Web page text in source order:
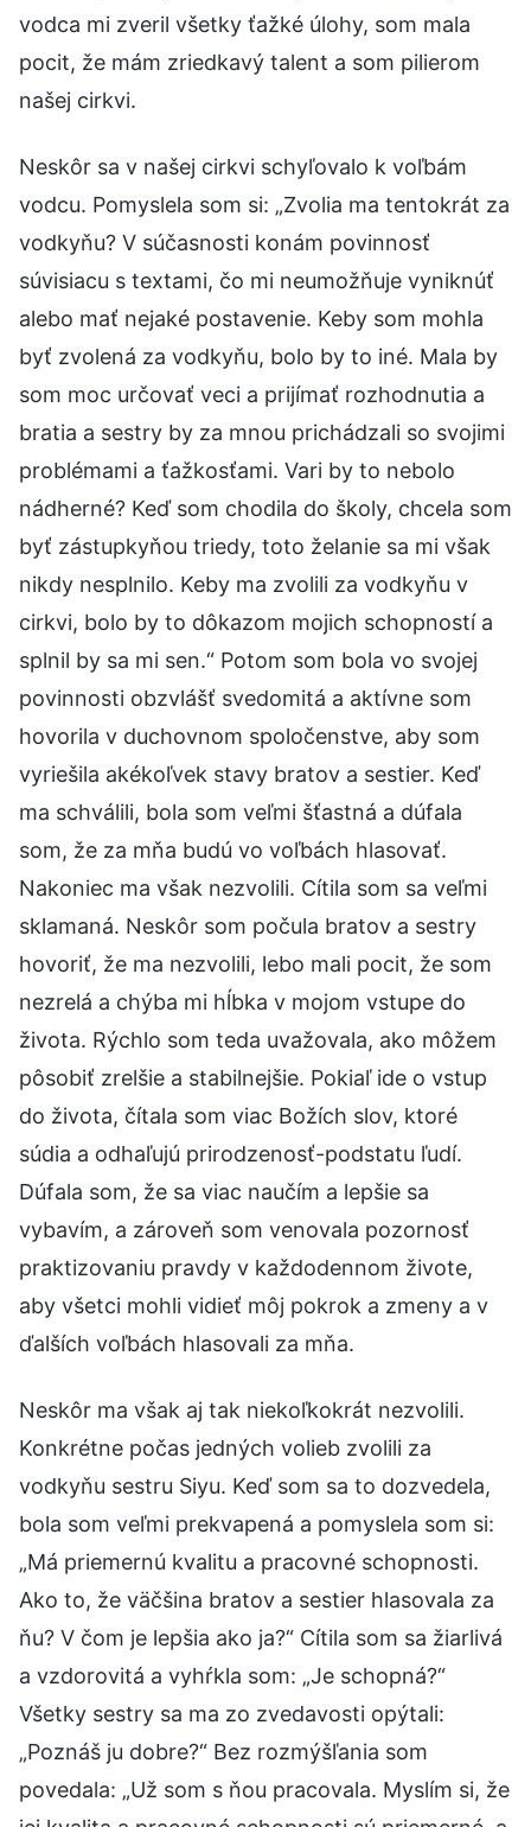
vodca mi zveril všetky ťažké úlohy, som mala
pocit, že mám zriedkavý talent a som pilierom
našej cirkvi.
Neskôr sa v našej cirkvi schyľovalo k voľbám
vodcu. Pomyslela som si: „Zvolia ma tentokrát za
vodkyňu? V súčasnosti konám povinnosť
súvisiacu s textami, čo mi neumožňuje vyniknúť
alebo mať nejaké postavenie. Keby som mohla
byť zvolená za vodkyňu, bolo by to iné. Mala by
som moc určovať veci a prijímať rozhodnutia a
bratia a sestry by za mnou prichádzali so svojimi
problémami a ťažkosťami. Vari by to nebolo
nádherné? Keď som chodila do školy, chcela som
byť zástupkyňou triedy, toto želanie sa mi však
nikdy nesplnilo. Keby ma zvolili za vodkyňu v
cirkvi, bolo by to dôkazom mojich schopností a
splnil by sa mi sen.“ Potom som bola vo svojej
povinnosti obzvlášť svedomitá a aktívne som
hovorila v duchovnom spoločenstve, aby som
vyriešila akékoľvek stavy bratov a sestier. Keď
ma schválili, bola som veľmi šťastná a dúfala
som, že za mňa budú vo voľbách hlasovať.
Nakoniec ma však nezvolili. Cítila som sa veľmi
sklamaná. Neskôr som počula bratov a sestry
hovoriť, že ma nezvolili, lebo mali pocit, že som
nezrelá a chýba mi hĺbka v mojom vstupe do
života. Rýchlo som teda uvažovala, ako môžem
pôsobiť zrelšie a stabilnejšie. Pokiaľ ide o vstup
do života, čítala som viac Božích slov, ktoré
súdia a odhaľujú prirodzenosť-podstatu ľudí.
Dúfala som, že sa viac naučím a lepšie sa
vybavím, a zároveň som venovala pozornosť
praktizovaniu pravdy v každodennom živote,
aby všetci mohli vidieť môj pokrok a zmeny a v
ďalších voľbách hlasovali za mňa.
Neskôr ma však aj tak niekoľkokrát nezvolili.
Konkrétne počas jedných volieb zvolili za
vodkyňu sestru Siyu. Keď som sa to dozvedela,
bola som veľmi prekvapená a pomyslela som si:
„Má priemernú kvalitu a pracovné schopnosti.
Ako to, že väčšina bratov a sestier hlasovala za
ňu? V čom je lepšia ako ja?“ Cítila som sa žiarlivá
a vzdorovitá a vyhŕkla som: „Je schopná?“
Všetky sestry sa ma zo zvedavosti opýtali:
„Poznáš ju dobre?“ Bez rozmýšľania som
povedala: „Už som s ňou pracovala. Myslím si, že